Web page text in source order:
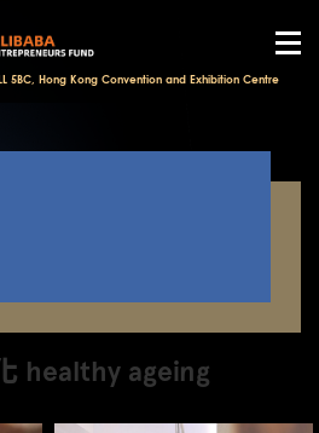
5BC, Hong Kong Convention and Exhibition Centre
healthy ageing